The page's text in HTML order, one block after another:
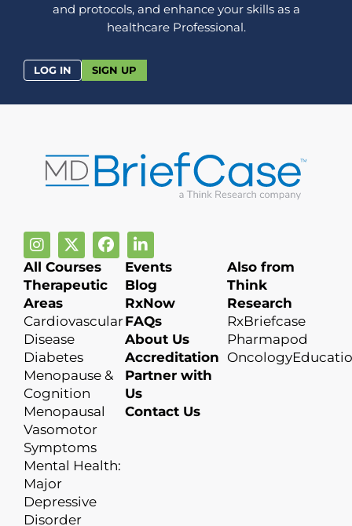
and protocols, and enhance your skills as a
healthcare Professional.
LOG IN SIGN UP
All Courses
Therapeutic
Areas
Cardiovascular
Disease
Diabetes
Menopause &
Cognition
Menopausal
Vasomotor
Symptoms
Mental Health:
Major
Depressive
Disorder
Events
Blog
RxNow
FAQs
About Us
Accreditation
Partner with
Us
Contact Us
Also from
Think
Research
RxBriefcase
Pharmapod